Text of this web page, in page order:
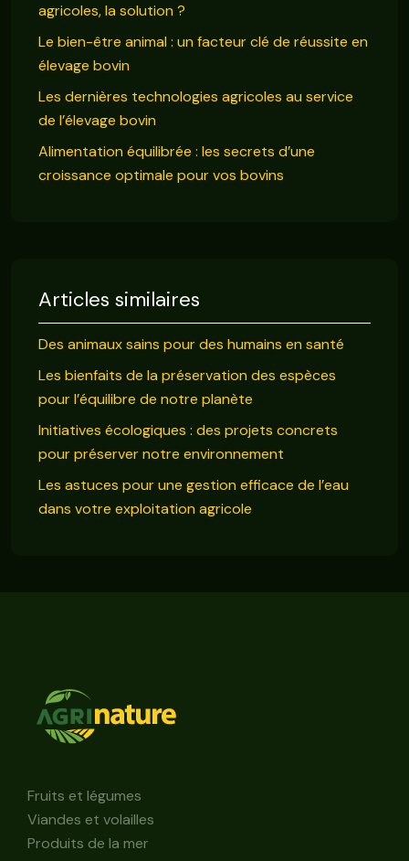
agricoles, la solution ?
Le bien-être animal : un facteur clé de réussite en
élevage bovin
Les dernières technologies agricoles au service
de l’élevage bovin
Alimentation équilibrée : les secrets d’une
croissance optimale pour vos bovins
Articles similaires
Des animaux sains pour des humains en santé
Les bienfaits de la préservation des espèces
pour l’équilibre de notre planète
Initiatives écologiques : des projets concrets
pour préserver notre environnement
Les astuces pour une gestion efficace de l’eau
dans votre exploitation agricole
Fruits et légumes
Viandes et volailles
Produits de la mer